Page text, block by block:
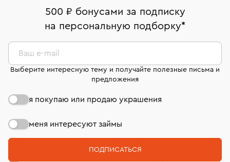
комиссионных украшений и часов смотрите на
странице«Возврат украшений»
филиала - 1 день, не считая день бронирования.
номер (УИН)
На особо ценные изделия получены
сертификаты МГУ и других геммологических
лабораторий
500 ₽ бонусами за подписку
на персональную подборку*
Ваш e-mail
Выберите интересную тему и получайте полезные письма и
предложения
я покупаю или продаю украшения
меня интересуют займы
ПОДПИСАТЬСЯ